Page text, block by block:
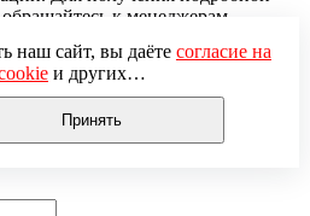
к менеджерам-
магазин входных дверей.
— «ЭВРИКА»
наш сайт, вы даёте согласие на
и других
(включая IP-адрес, сведения о
на сайте и т. п.)
проведения
(например,
с нашей
Принять